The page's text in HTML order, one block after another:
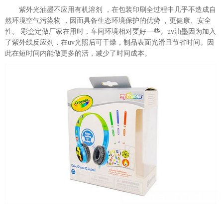
紫外光油墨不应用有机溶剂 ，在包装印刷全过程中几乎不造成自
然环境空气污染物 ，因而具备生态环境保护的优势 ，更健康、安全
性。 彩盒定做厂家在用时，车间环境相对要好一些。uv油墨因为加入
了紫外线反应剂，在uv光照后可干燥，制品表面光滑且节省时间。因
此在短时间内能做更多的活，减少了时间成本。